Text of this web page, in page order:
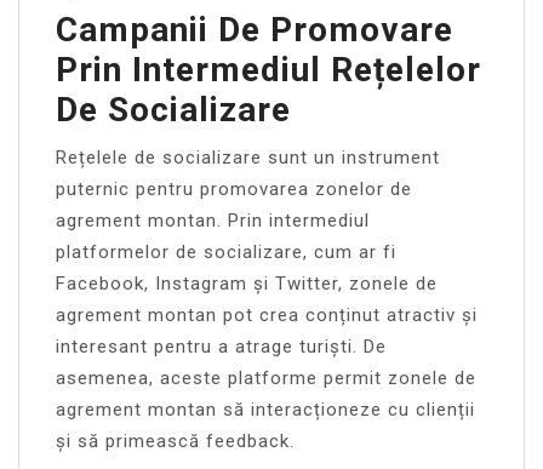
Campanii De Promovare
Prin Intermediul Rețelelor
De Socializare
Rețelele de socializare sunt un instrument
puternic pentru promovarea zonelor de
agrement montan. Prin intermediul
platformelor de socializare, cum ar fi
Facebook, Instagram și Twitter, zonele de
agrement montan pot crea conținut atractiv și
interesant pentru a atrage turiști. De
asemenea, aceste platforme permit zonele de
agrement montan să interacționeze cu clienții
și să primească feedback.